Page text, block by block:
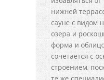
нижней
сауне с видом
озера и
форма и
сочетается с
строением,
те же